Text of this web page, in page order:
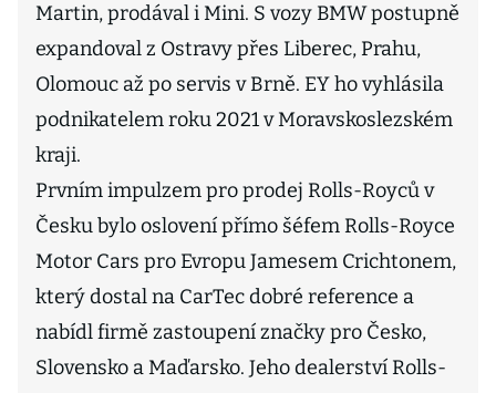
Martin, prodával i Mini. S vozy BMW postupně
expandoval z Ostravy přes Liberec, Prahu,
Olomouc až po servis v Brně. EY ho vyhlásila
podnikatelem roku 2021 v Moravskoslezském
kraji.
Prvním impulzem pro prodej Rolls-Royců v
Česku bylo oslovení přímo šéfem Rolls-Royce
Motor Cars pro Evropu Jamesem Crichtonem,
který dostal na CarTec dobré reference a
nabídl firmě zastoupení značky pro Česko,
Slovensko a Maďarsko. Jeho dealerství Rolls-